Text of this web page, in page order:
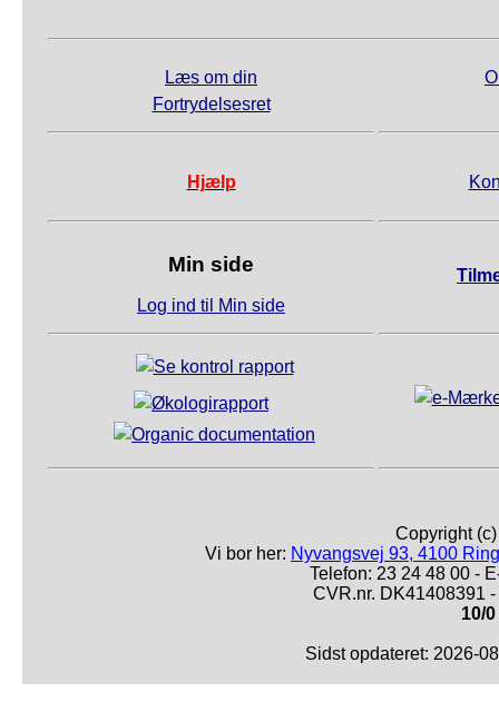
Læs om din
Fortrydelsesret
Hjælp
Min side
Log ind til Min side
Copyright
Vi bor her: Nyvangsvej 93, 4100
Telefon: 23 24 48 00 -
CVR.nr. DK41408391
10/0
Sidst opdateret: 2026-